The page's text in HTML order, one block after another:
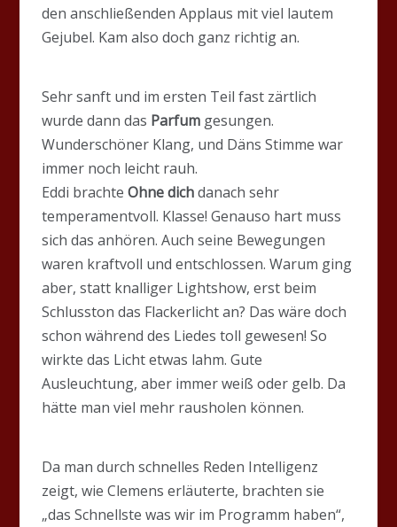
den anschließenden Applaus mit viel lautem
Gejubel. Kam also doch ganz richtig an.
Sehr sanft und im ersten Teil fast zärtlich
wurde dann das Parfum gesungen.
Wunderschöner Klang, und Däns Stimme war
immer noch leicht rauh.
Eddi brachteOhne dichdanach sehr
temperamentvoll. Klasse! Genauso hart muss
sich das anhören. Auch seine Bewegungen
waren kraftvoll und entschlossen. Warum ging
aber, statt knalliger Lightshow, erst beim
Schlusston das Flackerlicht an? Das wäre doch
schon während des Liedes toll gewesen! So
wirkte das Licht etwas lahm. Gute
Ausleuchtung, aber immer weiß oder gelb. Da
hätte man viel mehr rausholen können.
Da man durch schnelles Reden Intelligenz
zeigt, wie Clemens erläuterte, brachten sie
„das Schnellste was wir im Programm haben“,